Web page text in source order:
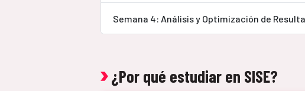
Semana 4: Análisis y Optimización de
¿Por qué estudiar en SISE?